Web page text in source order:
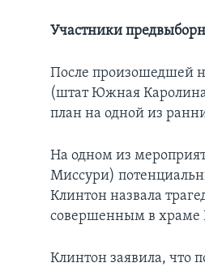
Участники
После произошедшей
(штат Южная
план на одной из
На одном из
Миссури)
Клинтон назвала
совершенным в храме
Клинтон заявила, что